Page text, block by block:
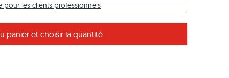
avec les bordures de gazon Urban Grey Line
pour les clients professionnels
panier et choisir la quantité